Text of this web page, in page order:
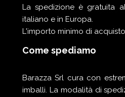
La spedizione è gratuita
italiano e in Europa.
L'importo minimo di
Come spediamo
Barazza Srl cura con
imballi. La modalità di